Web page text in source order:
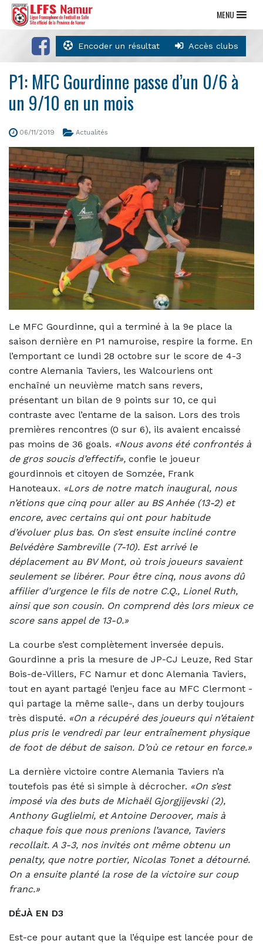
Encoder un résultat Accès clubs
MENU
P1: MFC Gourdinne passe d’un 0/6 à
un 9/10 en un mois
06/11/2019 Actualités
Le MFC Gourdinne, qui a terminé à la 9e place la
saison dernière en P1 namuroise, respire la forme. En
l’emportant ce lundi 28 octobre sur le score de 4-3
contre Alemania Taviers, les Walcouriens ont
enchaîné un neuvième match sans revers,
présentant un bilan de 9 points sur 10, ce qui
contraste avec l’entame de la saison. Lors des trois
premières rencontres (0 sur 6), ils avaient encaissé
pas moins de 36 goals. «Nous avons été confrontés à
de gros soucis d’effectif», confie le joueur
gourdinnois et citoyen de Somzée, Frank
Hanoteaux. «Lors de notre match inaugural, nous
n’étions que cinq pour aller au BS Anhée (13-2) et
encore, avec certains qui ont pour habitude
d’évoluer plus bas. On s’est ensuite incliné contre
Belvédère Sambreville (7-10). Est arrivé le
déplacement au BV Mont, où trois joueurs savaient
seulement se libérer. Pour être cinq, nous avons dû
affilier d’urgence le fils de notre C.Q., Lionel Ruth,
ainsi que son cousin. On comprend dès lors mieux ce
score sans appel de 13-0.»
La courbe s’est complètement inversée depuis.
Gourdinne a pris la mesure de JP-CJ Leuze, Red Star
Bois-de-Villers, FC Namur et donc Alemania Taviers,
tout en ayant partagé l’enjeu face au MFC Clermont -
qui partage la même salle-, dans un derby toujours
très disputé. «On a récupéré des joueurs qui n’étaient
plus pris le vendredi par leur entraînement physique
de foot de début de saison. D’où ce retour en force.»
La dernière victoire contre Alemania Taviers n’a
toutefois pas été si simple à décrocher. «On s’est
imposé via des buts de Michaël Gjorgjijevski (2),
Anthony Guglielmi, et Antoine Deroover, mais à
chaque fois que nous prenions l’avance, Taviers
recollait. A 3-3, nos invités ont même obtenu un
penalty, que notre portier, Nicolas Tonet a détourné.
On a ensuite planté la rose de la victoire sur coup
franc.»
DÉJÀ EN D3
Est-ce pour autant que la l’équipe est lancée pour de